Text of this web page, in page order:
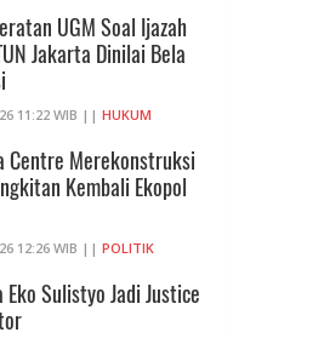
13:45 WIB ||TENAGA KERJA
Ekonomi RI Tumbuh
Sektor Pertambangan
13:16 WIB ||MAKRO/MIKRO
UGM Soal Ijazah
Jakarta Dinilai Bela
11:22 WIB || HUKUM
Centre Merekonstruksi
Kembali Ekopol
12:26 WIB || POLITIK
Eko Sulistyo Jadi Justice